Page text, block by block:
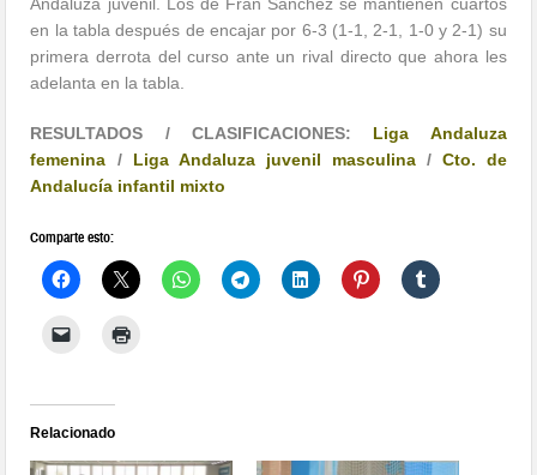
en la tabla después de encajar por 6-3 (1-1, 2-1, 1-0 y 2-1) su
primera derrota del curso ante un rival directo que ahora les
adelanta en la tabla.
RESULTADOS / CLASIFICACIONES: Liga Andaluza
femenina
/ Liga Andaluza juvenil masculina/ Cto. de
Andalucía infantil mixto
Comparte esto:
Relacionado